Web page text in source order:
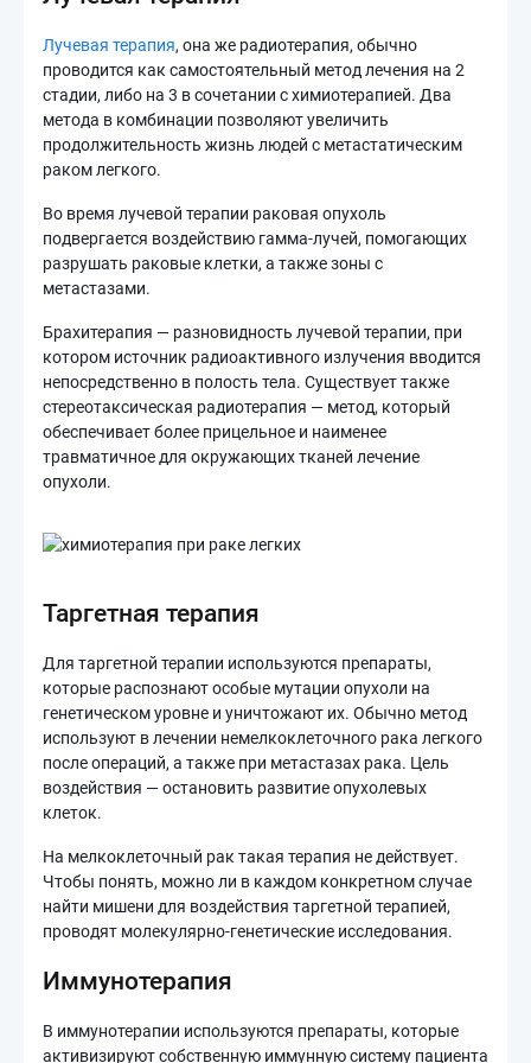
Лучевая терапия, она же радиотерапия, обычно
проводится как самостоятельный метод лечения на 2
стадии, либо на 3 в сочетании с химиотерапией. Два
метода в комбинации позволяют увеличить
продолжительность жизнь людей с метастатическим
раком легкого.
Во время лучевой терапии раковая опухоль
подвергается воздействию гамма-лучей, помогающих
разрушать раковые клетки, а также зоны с
метастазами.
Брахитерапия — разновидность лучевой терапии, при
котором источник радиоактивного излучения вводится
непосредственно в полость тела. Существует также
стереотаксическая радиотерапия — метод, который
обеспечивает более прицельное и наименее
травматичное для окружающих тканей лечение
опухоли.
Таргетная терапия
Для таргетной терапии используются препараты,
которые распознают особые мутации опухоли на
генетическом уровне и уничтожают их. Обычно метод
используют в лечении немелкоклеточного рака легкого
после операций, а также при метастазах рака. Цель
воздействия — остановить развитие опухолевых
клеток.
На мелкоклеточный рак такая терапия не действует.
Чтобы понять, можно ли в каждом конкретном случае
найти мишени для воздействия таргетной терапией,
проводят молекулярно-генетические исследования.
Иммунотерапия
В иммунотерапии используются препараты, которые
активизируют собственную иммунную систему пациента